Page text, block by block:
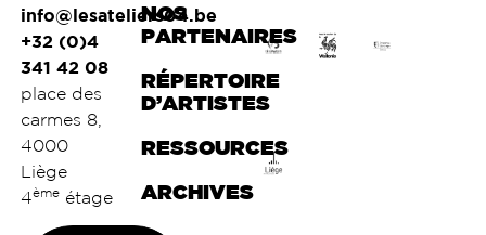
info@lesateliers04.be
+32 (0)4
341 42 08
place des
carmes 8,
4000
Liège
4èmeétage
NOS
PARTENAIRES
RÉPERTOIRE
D’ARTISTES
RESSOURCES
ARCHIVES